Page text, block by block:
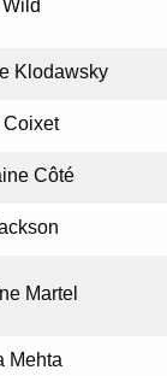
Klodawsky
Coixet
Côté
Martel
Mehta